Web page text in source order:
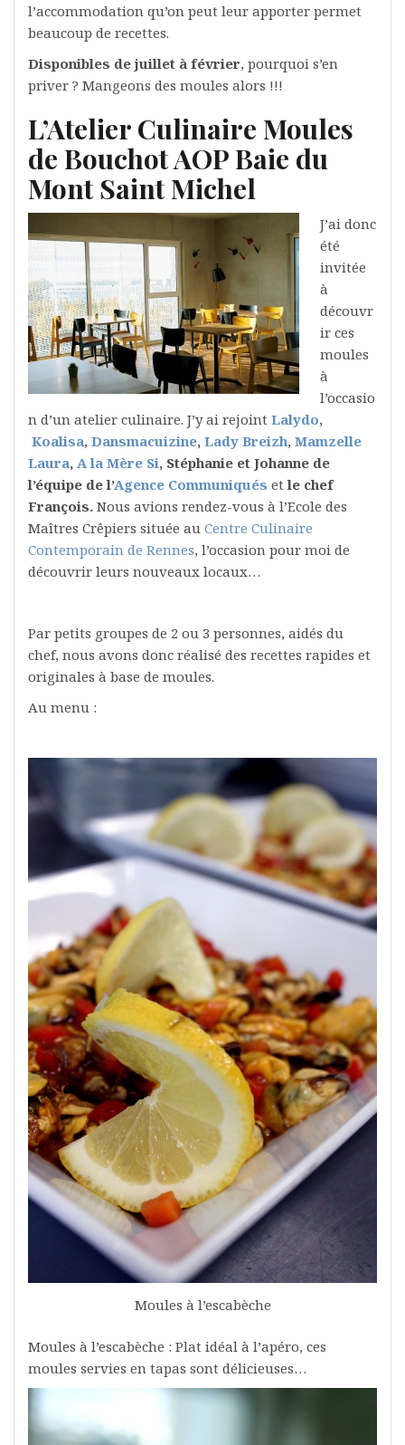
l’accommodation qu’on peut leur apporter permet
beaucoup de recettes.
Disponibles de juillet à février, pourquoi s’en
priver ? Mangeons des moules alors !!!
L’Atelier Culinaire Moules
de Bouchot AOP Baie du
Mont Saint Michel
J’ai donc
été
invitée
à
découvr
ir ces
moules
à
l’occasio
n d’un atelier culinaire. J’y ai rejoint Lalydo,
Koalisa, Dansmacuizine, Lady Breizh, Mamzelle
Laura, A la Mère Si, Stéphanie et Johanne de
l’équipe de l’Agence Communiqués etle chef
François. Nous avions rendez-vous à l’Ecole des
Maîtres Crêpiers située au Centre Culinaire
Contemporain de Rennes, l’occasion pour moi de
découvrir leurs nouveaux locaux…
Par petits groupes de 2 ou 3 personnes, aidés du
chef, nous avons donc réalisé des recettes rapides et
originales à base de moules.
Au menu :
Moules à l’escabèche
Moules à l’escabèche : Plat idéal à l’apéro, ces
moules servies en tapas sont délicieuses…